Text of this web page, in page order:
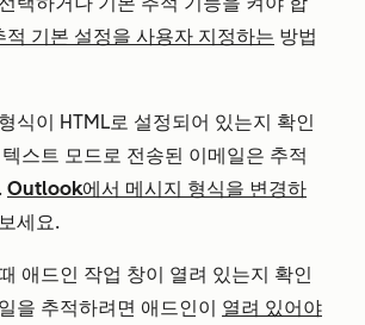
적 기본 설정을 사용자 지정하는 방법
식이 HTML로 설정되어 있는지 확인
스트 모드로 전송된 이메일은 추적
. Outlook에서 메시지 형식을 변경하
세요.
애드인 작업 창이 열려 있는지 확인
을 추적하려면 애드인이 열려 있어야